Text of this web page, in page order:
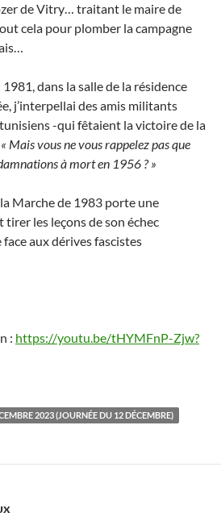
de Vitry… traitant le maire de
cela pour plomber la campagne
dans la salle de la résidence
j’interpellai des amis militants
-qui fêtaient la victoire de la
« Mais vous ne vous rappelez pas que
à mort en 1956 ? »
Marche de 1983 porte une
tirer les leçons de son échec
aux dérives fascistes
: https://youtu.be/tHYMFnP-Zjw?
2023 (JOURNÉE DU 12 DÉCEMBRE)